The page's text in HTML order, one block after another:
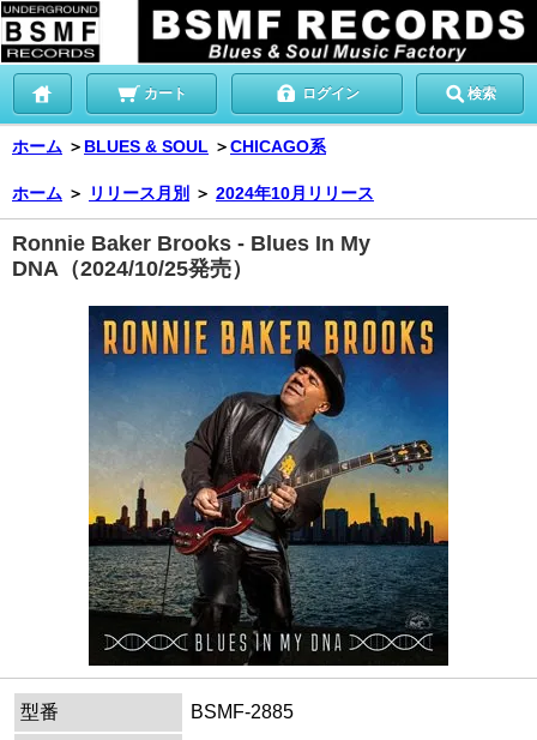
カート ログイン 検索
ホーム ＞ BLUES & SOUL ＞CHICAGO系
ホーム ＞ リリース月別 ＞ 2024年10月リリース
Ronnie Baker Brooks - Blues In My
DNA（2024/10/25発売）
型番
BSMF-2885